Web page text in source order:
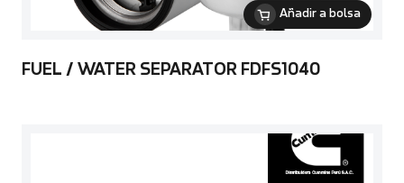
Añadir a bolsa
FUEL / WATER SEPARATOR FDFS1040